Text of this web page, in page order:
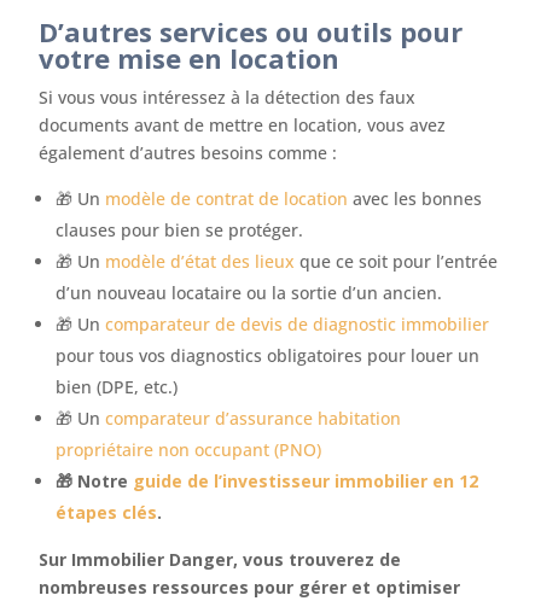
D’autres services ou outils pour
votre mise en location
Si vous vous intéressez à la détection des faux
documents avant de mettre en location, vous avez
également d’autres besoins comme :
🎁 Un modèle de contrat de location avec les bonnes
clauses pour bien se protéger.
🎁 Un modèle d’état des lieux que ce soit pour l’entrée
d’un nouveau locataire ou la sortie d’un ancien.
🎁 Uncomparateur de devis de diagnostic immobilier
pour tous vos diagnostics obligatoires pour louer un
bien (DPE, etc.)
🎁 Uncomparateur d’assurance habitation
propriétaire non occupant (PNO)
🎁 Notre guide de l’investisseur immobilier en 12
étapes clés.
Sur Immobilier Danger, vous trouverez de
nombreuses ressources pour gérer et optimiser